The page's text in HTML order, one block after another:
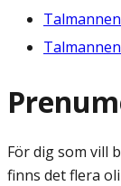
För dig som vill
finns det flera